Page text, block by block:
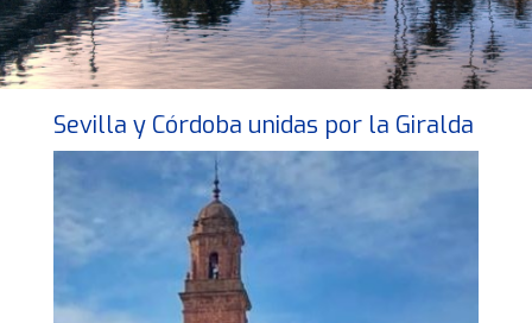
Sevilla y Córdoba unidas por la Giralda